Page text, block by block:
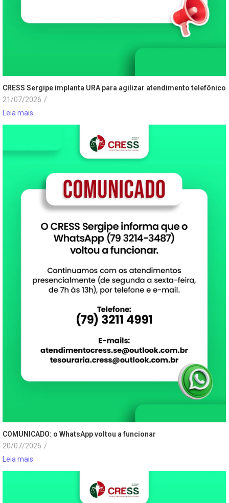
CRESS Sergipe implanta URA para agilizar atendimento telefônico
21/07/2026 /
Leia mais
COMUNICADO: o WhatsApp voltou a funcionar
20/07/2026 /
Leia mais